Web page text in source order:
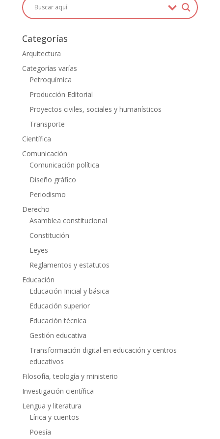
Categorías
Arquitectura
Categorías varías
Petroquímica
Producción Editorial
Proyectos civiles, sociales y humanísticos
Transporte
Científica
Comunicación
Comunicación política
Diseño gráfico
Periodismo
Derecho
Asamblea constitucional
Constitución
Leyes
Reglamentos y estatutos
Educación
Educación Inicial y básica
Educación superior
Educación técnica
Gestión educativa
Transformación digital en educación y centros
educativos
Filosofía, teología y ministerio
Investigación científica
Lengua y literatura
Lírica y cuentos
Poesía